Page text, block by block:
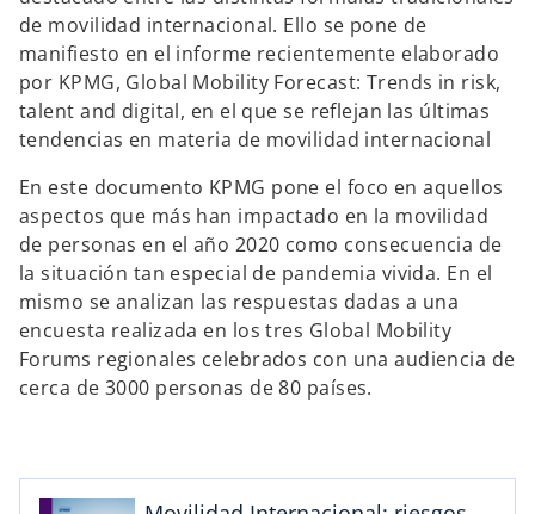
e
s
t
a
ñ
a
n
u
e
v
a
e
s
t
a
ñ
a
n
u
e
v
a
e
s
t
a
ñ
a
n
u
e
v
a
de movilidad internacional. Ello se pone de
manifiesto en el informe recientemente elaborado
por KPMG, Global Mobility Forecast: Trends in risk,
talent and digital, en el que se reflejan las últimas
tendencias en materia de movilidad internacional
En este documento KPMG pone el foco en aquellos
aspectos que más han impactado en la movilidad
de personas en el año 2020 como consecuencia de
la situación tan especial de pandemia vivida. En el
mismo se analizan las respuestas dadas a una
encuesta realizada en los tres Global Mobility
Forums regionales celebrados con una audiencia de
cerca de 3000 personas de 80 países.
s
e
a
b
r